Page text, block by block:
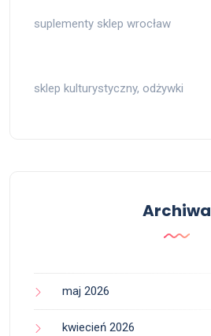
suplementy sklep wrocław
sklep kulturystyczny, odżywki
Archiwa
maj 2026
kwiecień 2026